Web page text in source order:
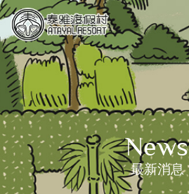
News
最新消息